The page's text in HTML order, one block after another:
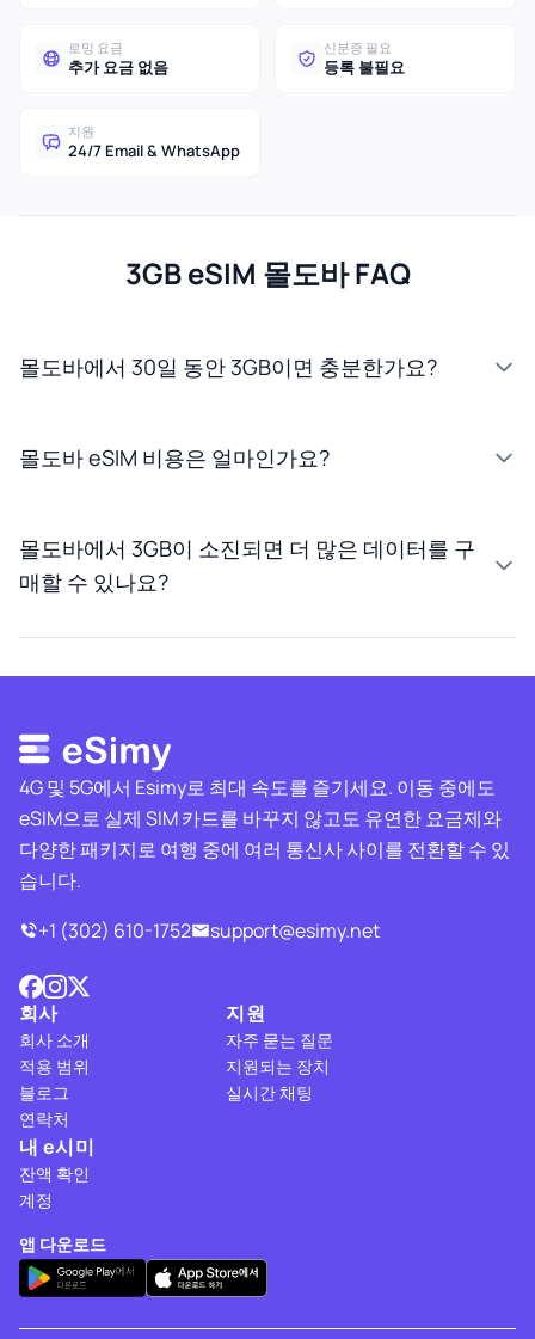
로밍 요금
추가 요금 없음
신분증 필요
등록 불필요
지원
24/7 Email & WhatsApp
3GB eSIM 몰도바 FAQ
몰도바에서 30일 동안 3GB이면 충분한가요?
몰도바 eSIM 비용은 얼마인가요?
몰도바에서 3GB이 소진되면 더 많은 데이터를 구
매할 수 있나요?
4G 및 5G에서 Esimy로 최대 속도를 즐기세요. 이동 중에도
eSIM으로 실제 SIM 카드를 바꾸지 않고도 유연한 요금제와
다양한 패키지로 여행 중에 여러 통신사 사이를 전환할 수 있
습니다.
+1 (302) 610-1752
support@esimy.net
회사
회사 소개
적용 범위
블로그
연락처
지원
자주 묻는 질문
지원되는 장치
실시간 채팅
내 e시미
잔액 확인
계정
앱 다운로드